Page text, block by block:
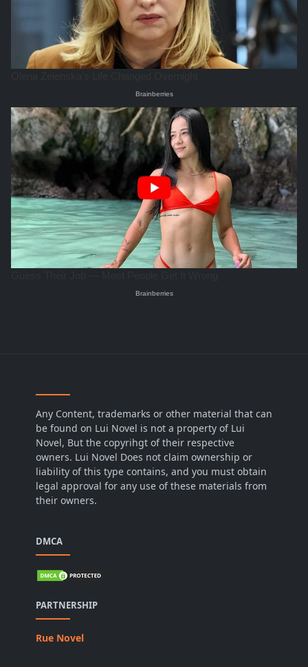
Any Content, trademarks or other material that can
be found on Lui Novel is not a property of Lui
Novel, But the copyrihgt of their respective
owners. Lui Novel Does not claim ownership or
liability of this type contains, and you must obtain
legal approval for any use of these materials from
their owners.
DMCA
PARTNERSHIP
Rue Novel